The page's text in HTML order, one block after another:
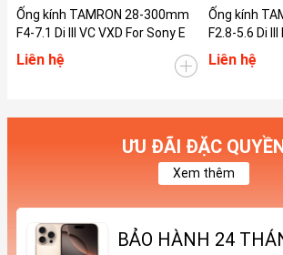
Ống kính TAMRON 28-300mm
F4-7.1 Di III VC VXD For Sony E
Liên hệ
Ống kính TAMRON
F2.8-5.6 Di
Liên hệ
ƯU ĐÃI ĐẶC
Xem thêm
BẢO HÀNH 24